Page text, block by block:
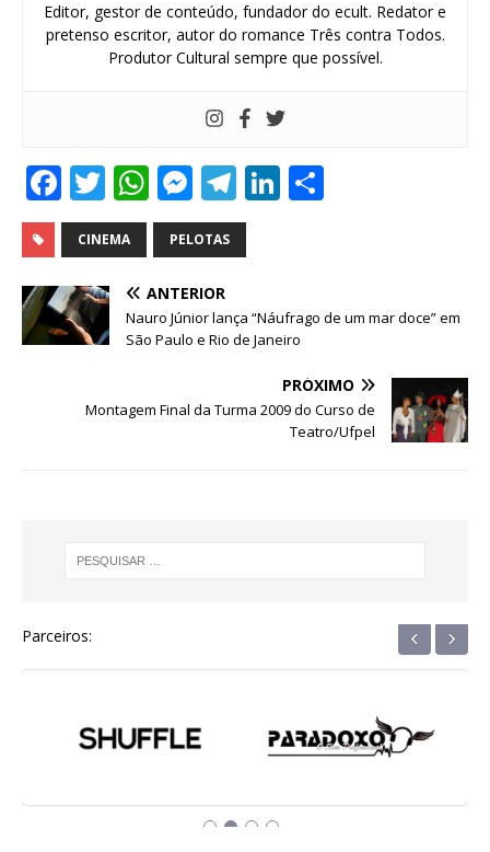
Editor, gestor de conteúdo, fundador do ecult. Redator e
pretenso escritor, autor do romance Três contra Todos.
Produtor Cultural sempre que possível.
F
a
c
e
b
o
T
w
it
te
r
W
h
at
s
A
p
M
e
ss
e
n
g
e
r
T
el
e
ra
m
Li
dI
n
CINEMA PELOTAS
ANTERIOR
Nauro Júnior lança “Náufrago de um mar doce” em
São Paulo e Rio de Janeiro
PRÓXIMO
Montagem Final da Turma 2009 do Curso de
Teatro/Ufpel
Parceiros: ‹ ›